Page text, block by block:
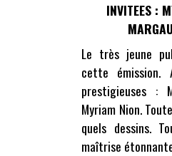
INVITEES :
Le très jeune
cette émission.
prestigieuses :
Myriam Nion.
quels dessins.
maîtrise